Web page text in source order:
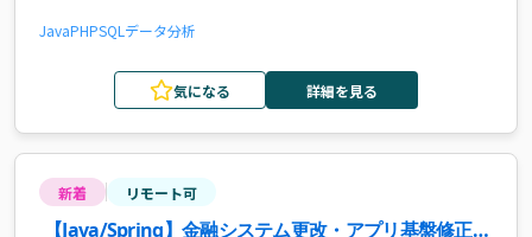
JavaPHPSQL データ分析
気になる 詳細を見る
新着 リモート可
【Java/Spring】金融システム更改・アプリ基盤修正・